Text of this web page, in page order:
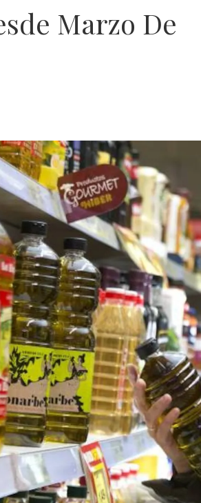
Marzo De